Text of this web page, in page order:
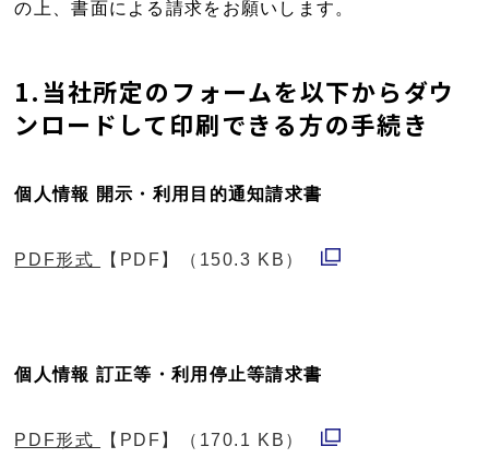
の上、書面による請求をお願いします。
1.当社所定のフォームを以下からダウ
ンロードして印刷できる方の手続き
個人情報 開示・利用目的通知請求書
PDF形式
【PDF】（150.3 KB）
ン
個人情報 訂正等・利用停止等請求書
PDF形式
【PDF】（170.1 KB）